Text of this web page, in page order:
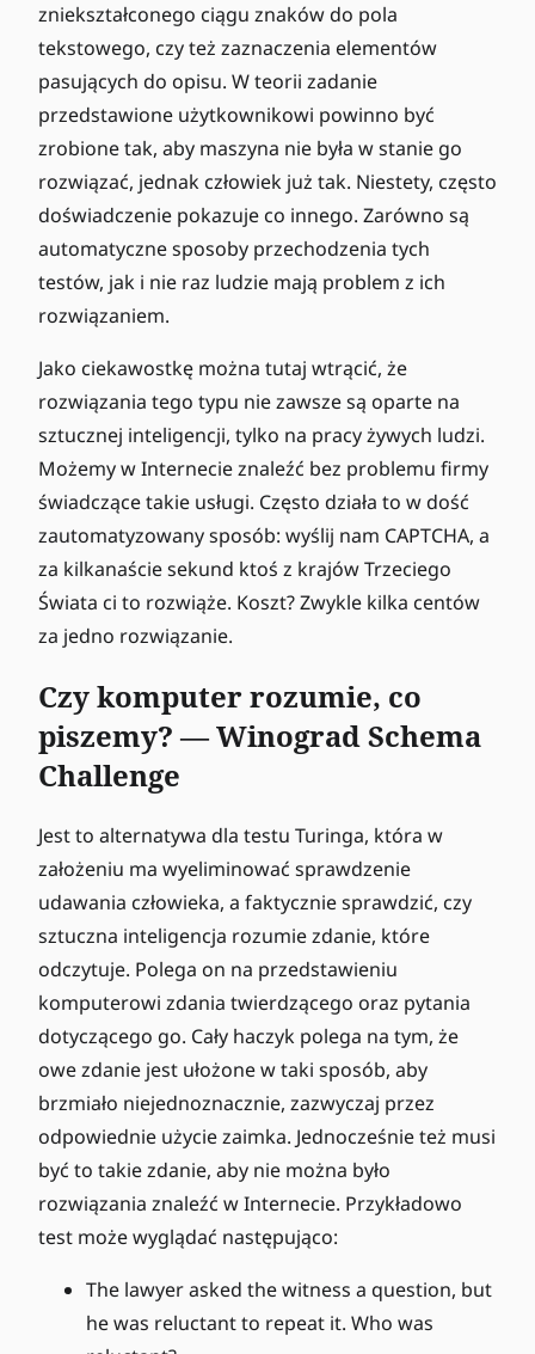
zniekształconego ciągu znaków do pola
tekstowego, czy też zaznaczenia elementów
pasujących do opisu. W teorii zadanie
przedstawione użytkownikowi powinno być
zrobione tak, aby maszyna nie była w stanie go
rozwiązać, jednak człowiek już tak. Niestety, często
doświadczenie pokazuje co innego. Zarówno są
automatyczne sposoby przechodzenia tych
testów, jak i nie raz ludzie mają problem z ich
rozwiązaniem.
Jako ciekawostkę można tutaj wtrącić, że
rozwiązania tego typu nie zawsze są oparte na
sztucznej inteligencji, tylko na pracy żywych ludzi.
Możemy w Internecie znaleźć bez problemu firmy
świadczące takie usługi. Często działa to w dość
zautomatyzowany sposób: wyślij nam CAPTCHA, a
za kilkanaście sekund ktoś z krajów Trzeciego
Świata ci to rozwiąże. Koszt? Zwykle kilka centów
za jedno rozwiązanie.
Czy komputer rozumie, co
piszemy? — Winograd Schema
Challenge
Jest to alternatywa dla testu Turinga, która w
założeniu ma wyeliminować sprawdzenie
udawania człowieka, a faktycznie sprawdzić, czy
sztuczna inteligencja rozumie zdanie, które
odczytuje. Polega on na przedstawieniu
komputerowi zdania twierdzącego oraz pytania
dotyczącego go. Cały haczyk polega na tym, że
owe zdanie jest ułożone w taki sposób, aby
brzmiało niejednoznacznie, zazwyczaj przez
odpowiednie użycie zaimka. Jednocześnie też musi
być to takie zdanie, aby nie można było
rozwiązania znaleźć w Internecie. Przykładowo
test może wyglądać następująco:
The lawyer asked the witness a question, but
he was reluctant to repeat it. Who was